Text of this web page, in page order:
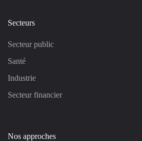
Secteurs
Secteur public
Santé
Industrie
Secteur financier
Nos approches